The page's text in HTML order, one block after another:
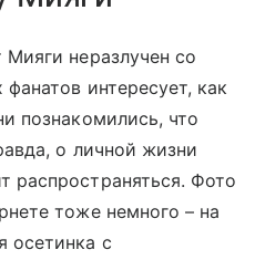
неразлучен со
интересует, как
познакомились, что
о личной жизни
распространяться. Фото
тоже немного – на
осетинка с